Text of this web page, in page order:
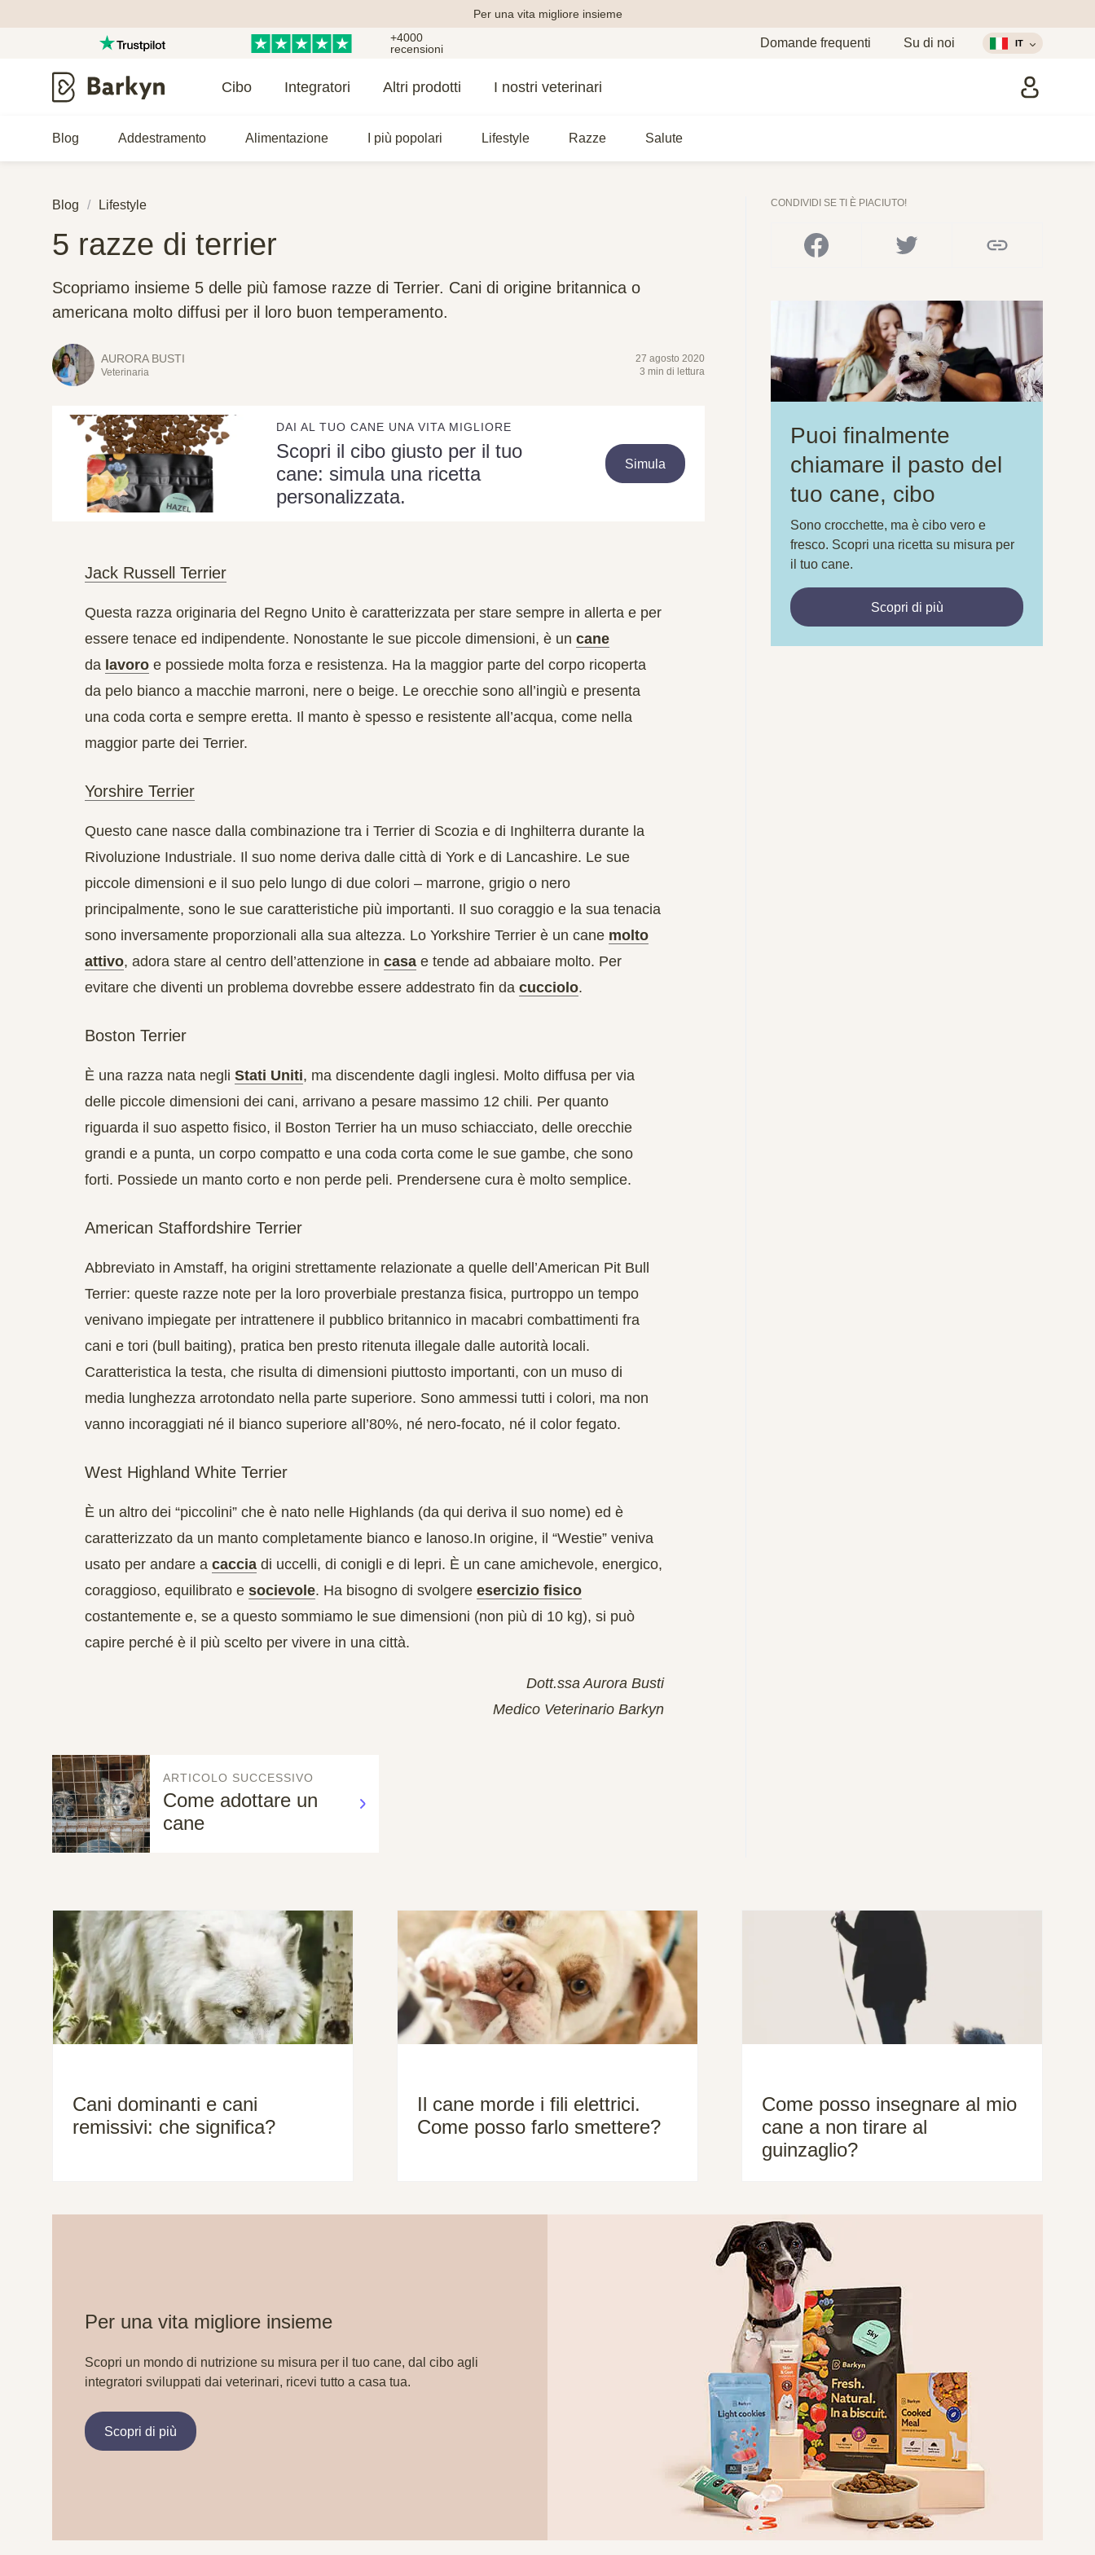
Per una vita migliore insieme
+4000
recensioni
Domande frequenti Su di noi IT
Cibo Integratori Altri prodotti I nostri veterinari
Blog Addestramento Alimentazione I più popolari Lifestyle Razze Salute
Blog Lifestyle
5 razze di terrier
Scopriamo insieme 5 delle più famose razze di Terrier. Cani di origine britannica o
americana molto diffusi per il loro buon temperamento.
AURORA BUSTI
Veterinaria
27 agosto 2020
3 min di lettura
DAI AL TUO CANE UNA VITA MIGLIORE
Scopri il cibo giusto per il tuo
cane: simula una ricetta
personalizzata.
Simula
Jack Russell Terrier
Questa razza originaria del Regno Unito è caratterizzata per stare sempre in allerta e per
essere tenace ed indipendente. Nonostante le sue piccole dimensioni, è un cane
da lavoro e possiede molta forza e resistenza. Ha la maggior parte del corpo ricoperta
da pelo bianco a macchie marroni, nere o beige. Le orecchie sono all’ingiù e presenta
una coda corta e sempre eretta. Il manto è spesso e resistente all’acqua, come nella
maggior parte dei Terrier.
Yorshire Terrier
Questo cane nasce dalla combinazione tra i Terrier di Scozia e di Inghilterra durante la
Rivoluzione Industriale. Il suo nome deriva dalle città di York e di Lancashire. Le sue
piccole dimensioni e il suo pelo lungo di due colori – marrone, grigio o nero
principalmente, sono le sue caratteristiche più importanti. Il suo coraggio e la sua tenacia
sono inversamente proporzionali alla sua altezza. Lo Yorkshire Terrier è un cane molto
attivo, adora stare al centro dell’attenzione in casa e tende ad abbaiare molto. Per
evitare che diventi un problema dovrebbe essere addestrato fin da cucciolo.
Boston Terrier
È una razza nata negli Stati Uniti, ma discendente dagli inglesi. Molto diffusa per via
delle piccole dimensioni dei cani, arrivano a pesare massimo 12 chili. Per quanto
riguarda il suo aspetto fisico, il Boston Terrier ha un muso schiacciato, delle orecchie
grandi e a punta, un corpo compatto e una coda corta come le sue gambe, che sono
forti. Possiede un manto corto e non perde peli. Prendersene cura è molto semplice.
American Staffordshire Terrier
Abbreviato in Amstaff, ha origini strettamente relazionate a quelle dell’American Pit Bull
Terrier: queste razze note per la loro proverbiale prestanza fisica, purtroppo un tempo
venivano impiegate per intrattenere il pubblico britannico in macabri combattimenti fra
cani e tori (bull baiting), pratica ben presto ritenuta illegale dalle autorità locali.
Caratteristica la testa, che risulta di dimensioni piuttosto importanti, con un muso di
media lunghezza arrotondato nella parte superiore. Sono ammessi tutti i colori, ma non
vanno incoraggiati né il bianco superiore all’80%, né nero-focato, né il color fegato.
West Highland White Terrier
È un altro dei “piccolini” che è nato nelle Highlands (da qui deriva il suo nome) ed è
caratterizzato da un manto completamente bianco e lanoso.In origine, il “Westie” veniva
usato per andare a caccia di uccelli, di conigli e di lepri. È un cane amichevole, energico,
coraggioso, equilibrato e socievole. Ha bisogno di svolgere esercizio fisico
costantemente e, se a questo sommiamo le sue dimensioni (non più di 10 kg), si può
capire perché è il più scelto per vivere in una città.
Dott.ssa Aurora Busti
Medico Veterinario Barkyn
ARTICOLO SUCCESSIVO
Come adottare un
cane
CONDIVIDI SE TI È PIACIUTO!
Puoi finalmente
chiamare il pasto del
tuo cane, cibo
Sono crocchette, ma è cibo vero e
fresco. Scopri una ricetta su misura per
il tuo cane.
Scopri di più
Cani dominanti e cani
remissivi: che significa?
Il cane morde i fili elettrici.
Come posso farlo smettere?
Come posso insegnare al mio
cane a non tirare al
guinzaglio?
Per una vita migliore insieme
Scopri un mondo di nutrizione su misura per il tuo cane, dal cibo agli
integratori sviluppati dai veterinari, ricevi tutto a casa tua.
Scopri di più